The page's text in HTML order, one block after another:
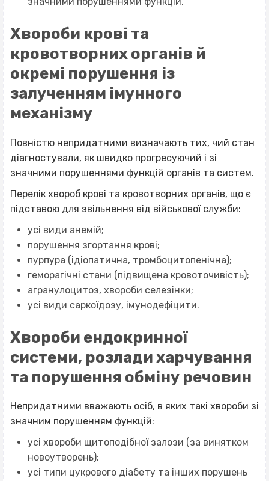
Хвороби крові та
кровотворних органів й
окремі порушення із
залученням імунного
механізму
Повністю непридатними визначають тих, чий стан
діагностували, як швидко прогресуючий і зі
значними порушеннями функцій органів та систем.
Перелік хвороб крові та кровотворних органів, що є
підставою для звільнення від військової служби:
усі види анемій;
порушення згортання крові;
пурпура (ідіопатична, тромбоцитопенічна);
геморагічні стани (підвищена кровоточивість);
агранулоцитоз, хвороби селезінки;
усі види саркоїдозу, імунодефіцити.
Хвороби ендокринної
системи, розлади харчування
та порушення обміну речовин
Непридатними вважають осіб, в яких такі хвороби зі
значним порушенням функцій:
усі хвороби щитоподібної залози (за винятком
новоутворень);
усі типи цукрового діабету та інших порушень